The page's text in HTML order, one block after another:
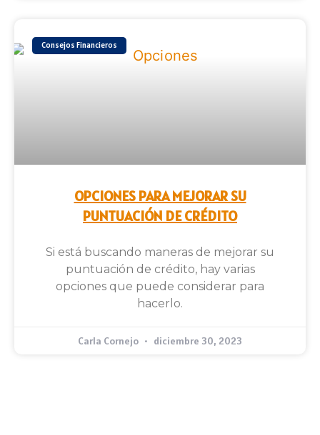
Consejos Financieros
OPCIONES PARA MEJORAR SU
PUNTUACIÓN DE CRÉDITO
Si está buscando maneras de mejorar su
puntuación de crédito, hay varias
opciones que puede considerar para
hacerlo.
Carla Cornejo diciembre 30, 2023